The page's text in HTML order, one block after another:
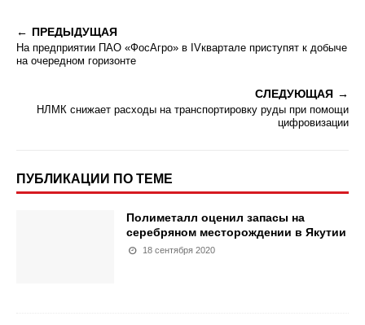
ПРЕДЫДУЩАЯ
На предприятии ПАО «ФосАгро» в IVквартале приступят к добыче
на очередном горизонте
СЛЕДУЮЩАЯ
НЛМК снижает расходы на транспортировку руды при помощи
цифровизации
ПУБЛИКАЦИИ ПО ТЕМЕ
Полиметалл оценил запасы на
серебряном месторождении в Якутии
18 сентября 2020